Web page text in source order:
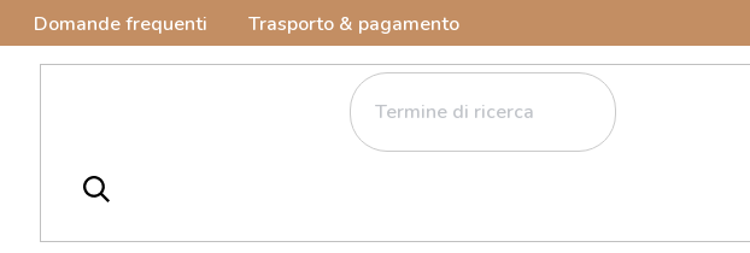
Domande frequenti Trasporto & pagamento